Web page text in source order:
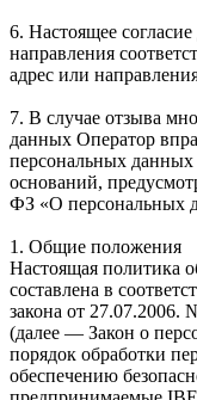
6. Настоящее
направления
адрес или
7. В случае отзыва
данных Оператор
персональных данных
оснований,
ФЗ «О персональных
1. Общие положения
Настоящая политика
составлена в
закона от
(далее — Закон о
порядок обработки
обеспечению